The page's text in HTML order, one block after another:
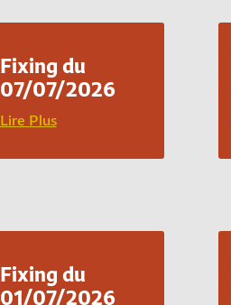
Fixing du
07/07/2026
Lire Plus
Fixing du
01/07/2026